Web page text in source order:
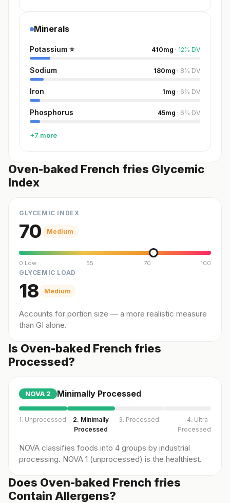
Minerals
Potassium ⭐ 410mg · 12% DV
Sodium 180mg · 8% DV
Iron 1mg · 6% DV
Phosphorus 45mg · 6% DV
+7 more
Oven-baked French fries Glycemic
Index
GLYCEMIC INDEX
70 Medium
0 Low 55 70 100
GLYCEMIC LOAD
18 Medium
Accounts for portion size — a more realistic measure
than GI alone.
Is Oven-baked French fries
Processed?
NOVA 2 Minimally Processed
1. Unprocessed
2. Minimally
Processed
3. Processed
4. Ultra-
Processed
NOVA classifies foods into 4 groups by industrial
processing. NOVA 1 (unprocessed) is the healthiest.
Does Oven-baked French fries
Contain Allergens?